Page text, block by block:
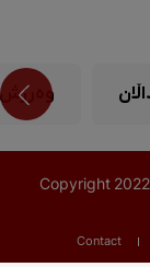
وەرزش
Copyright
Contact